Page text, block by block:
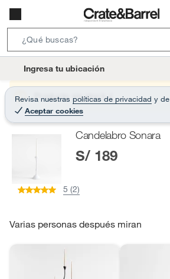
e
r
c
B
t
o
Ingresa tu ubicación
Revisa nuestras políticas de privacidad y de
Aceptar cookies
Producto sin stock :(
Candelabro Sonara
S/ 189
5 (2)
Varias personas después miran